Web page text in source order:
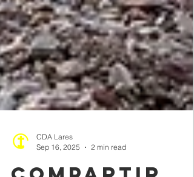
Sep 16, 2025
2 min read